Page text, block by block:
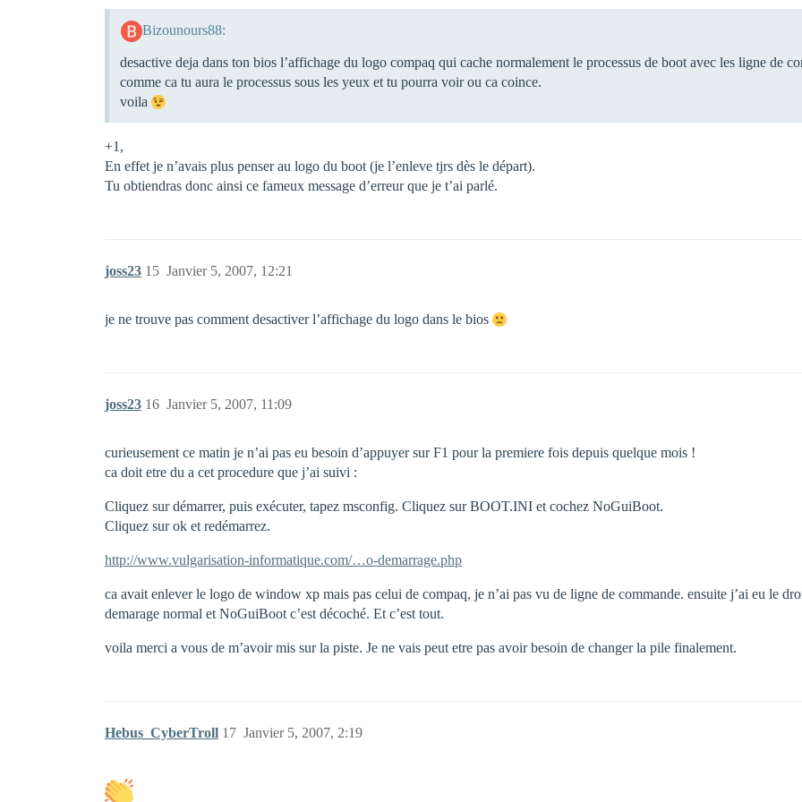
Bizounours88:
desactive deja dans ton bios l’affichage du logo compaq qui cache normalement le processus de boot avec les ligne de
comme ca tu aura le processus sous les yeux et tu pourra voir ou ca coince.
voila
+1,
En effet je n’avais plus penser au logo du boot (je l’enleve tjrs dès le départ).
Tu obtiendras donc ainsi ce fameux message d’erreur que je t’ai parlé.
joss23 Janvier 5, 2007, 12:21
15
je ne trouve pas comment desactiver l’affichage du logo dans le bios
joss23 Janvier 5, 2007, 11:09
16
curieusement ce matin je n’ai pas eu besoin d’appuyer sur F1 pour la premiere fois depuis quelque mois !
ca doit etre du a cet procedure que j’ai suivi :
Cliquez sur démarrer, puis exécuter, tapez msconfig. Cliquez sur BOOT.INI et cochez NoGuiBoot.
Cliquez sur ok et redémarrez.
http://www.vulgarisation-informatique.com/…o-demarrage.php
ca avait enlever le logo de window xp mais pas celui de compaq, je n’ai pas vu de ligne de commande. ensuite j’ai eu le
demarage normal et NoGuiBoot c’est décoché. Et c’est tout.
voila merci a vous de m’avoir mis sur la piste. Je ne vais peut etre pas avoir besoin de changer la pile finalement.
Hebus_CyberTroll Janvier 5, 2007, 2:19
17